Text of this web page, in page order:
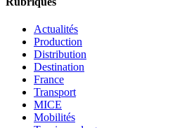
Actualités
Production
Distribution
Destination
France
Transport
MICE
Mobilités